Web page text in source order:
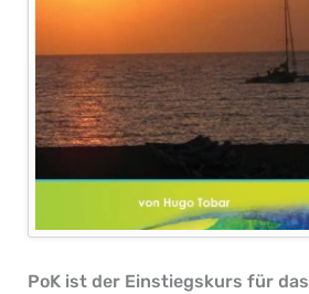
PoK ist der Einstiegskurs für das